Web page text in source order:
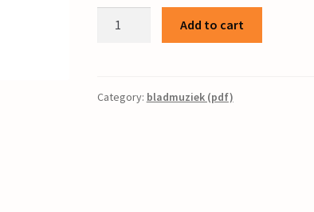
Wim
Add to cart
Category: bladmuziek (pdf)